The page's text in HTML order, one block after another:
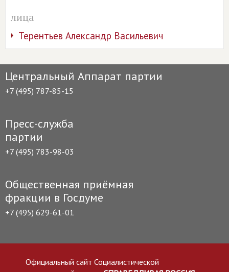
лица
Терентьев Александр Васильевич
Центральный Аппарат партии
+7 (495) 787-85-15
Пресс-служба
партии
+7 (495) 783-98-03
Общественная приёмная
фракции в Госдуме
+7 (495) 629-61-01
Официальный сайт Социалистической